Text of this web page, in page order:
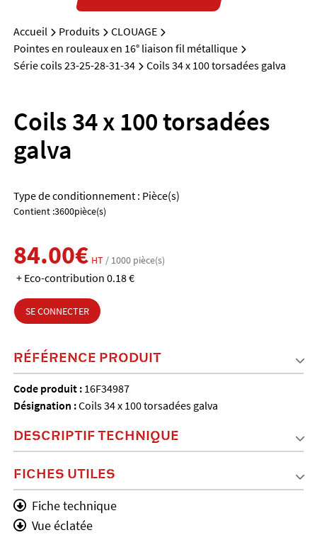
Accueil Produits
CLOUAGE
Pointes en rouleaux en 16° liaison fil métallique
Série coils 23-25-28-31-34
Coils 34 x 100 torsadées galva
Coils 34 x 100 torsadées
galva
Type de conditionnement : Pièce(s)
Contient :3600pièce(s)
84.00€ HT / 1000 pièce(s)
+ Eco-contribution 0.18 €
SE CONNECTER
RÉFÉRENCE PRODUIT
Code produit : 16F34987
Désignation :Coils 34 x 100 torsadées galva
DESCRIPTIF TECHNIQUE
FICHES UTILES
Fiche technique
Vue éclatée